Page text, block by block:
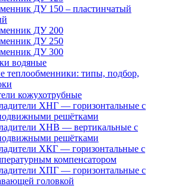
ДУ 150 – пластинчатый
ДУ 200
ДУ 250
ДУ 300
водяные
теплообменники: типы, подбор,
кожухотрубные
ХНГ — горизонтальные с
решётками
ХНВ — вертикальные с
решётками
ХКГ — горизонтальные с
компенсатором
ХПГ — горизонтальные с
головкой